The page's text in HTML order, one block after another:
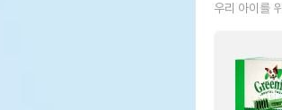
우리 아이를